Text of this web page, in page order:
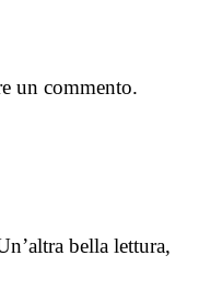
un commento.
bella lettura,